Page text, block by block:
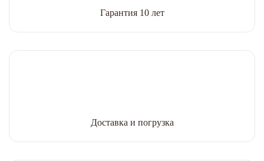
Гарантия 10 лет
Доставка и погрузка